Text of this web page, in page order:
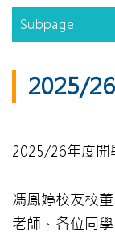
Subpage
2025/
2025/26年度開
馮鳳婷校友校
老師、各位同學